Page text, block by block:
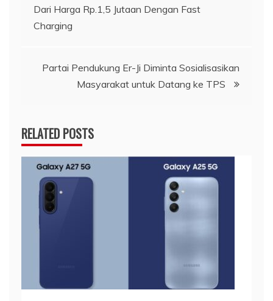
pos
Dari Harga Rp.1,5 Jutaan Dengan Fast
Charging
Partai Pendukung Er-Ji Diminta Sosialisasikan
Masyarakat untuk Datang ke TPS
RELATED POSTS